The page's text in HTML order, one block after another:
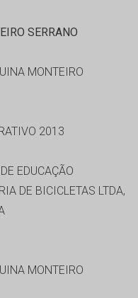
SERRANO
MONTEIRO
2013
EDUCAÇÃO
DE BICICLETAS LTDA,
MONTEIRO